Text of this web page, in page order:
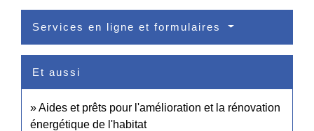
Services en ligne et formulaires
Et aussi
Aides et prêts pour l'amélioration et la rénovation
énergétique de l'habitat